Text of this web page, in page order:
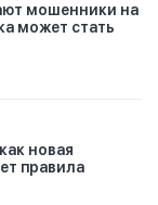
мошенники на
может стать
новая
правила